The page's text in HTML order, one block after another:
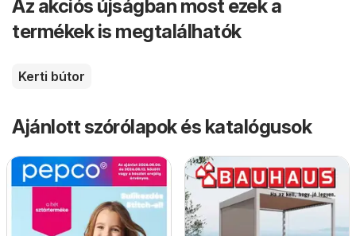
Az akciós újságban most ezek a
termékek is megtalálhatók
Kerti bútor
Ajánlott szórólapok és katalógusok